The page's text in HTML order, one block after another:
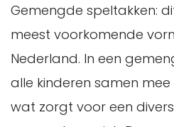
Gemengde speltakken:
meest voorkomende
Nederland. In een
alle kinderen samen
wat zorgt voor een